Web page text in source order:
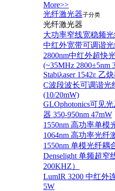
More>>
光纤激光器子分类
光纤激光器
大功率窄线宽稳频
中红外宽带可调谐
2800nm中红外超快
(~35MHz 2800±5nm
Stabiλaser 1542ε 乙
C波段波长可调谐光
(10/20mW)
GLOphotonics可见
器 350-950nm 47mW
1550nm 高功率单模
1064nm 高功率光纤
1550nm 单模光纤耦
Denselight 单频超窄
200KHZ）
LumIR 3200 中红外
5W